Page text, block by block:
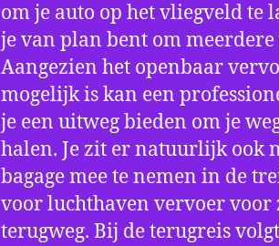
om je auto op het vliegveld te
je van plan bent om meerdere
Aangezien het openbaar
mogelijk is kan een
je een uitweg bieden om je
halen. Je zit er natuurlijk ook
bagage mee te nemen in de
voor luchthaven vervoer voor
terugweg. Bij de terugreis